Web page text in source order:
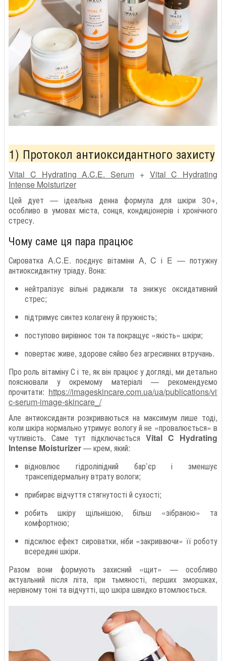
1) Протокол антиоксидантного захисту
Vital C Hydrating A.C.E. Serum + Vital C Hydrating
Intense Moisturizer
Цей дует — ідеальна денна формула для шкіри 30+,
особливо в умовах міста, сонця, кондиціонерів і хронічного
стресу.
Чому саме ця пара працює
Сироватка A.C.E. поєднує вітаміни A, C і E — потужну
антиоксидантну тріаду. Вона:
нейтралізує вільні радикали та знижує оксидативний
стрес;
підтримує синтез колагену й пружність;
поступово вирівнює тон та покращує «якість» шкіри;
повертає живе, здорове сяйво без агресивних втручань.
Про роль вітаміну С і те, як він працює у догляді, ми детально
пояснювали у окремому матеріалі — рекомендуємо
прочитати: https://imageskincare.com.ua/ua/publications/
c-serum-image-skincare_/
Але антиоксиданти розкриваються на максимум лише тоді,
коли шкіра нормально утримує вологу й не «провалюється» в
чутливість. Саме тут підключається Vital C Hydrating
Intense Moisturizer— крем, який:
відновлює гідроліпідний бар’єр і зменшує
трансепідермальну втрату вологи;
прибирає відчуття стягнутості й сухості;
робить шкіру щільнішою, більш «зібраною» та
комфортною;
підсилює ефект сироватки, ніби «закриваючи» її роботу
всередині шкіри.
Разом вони формують захисний «щит» — особливо
актуальний після літа, при тьмяності, перших зморшках,
нерівному тоні та відчутті, що шкіра швидко втомлюється.